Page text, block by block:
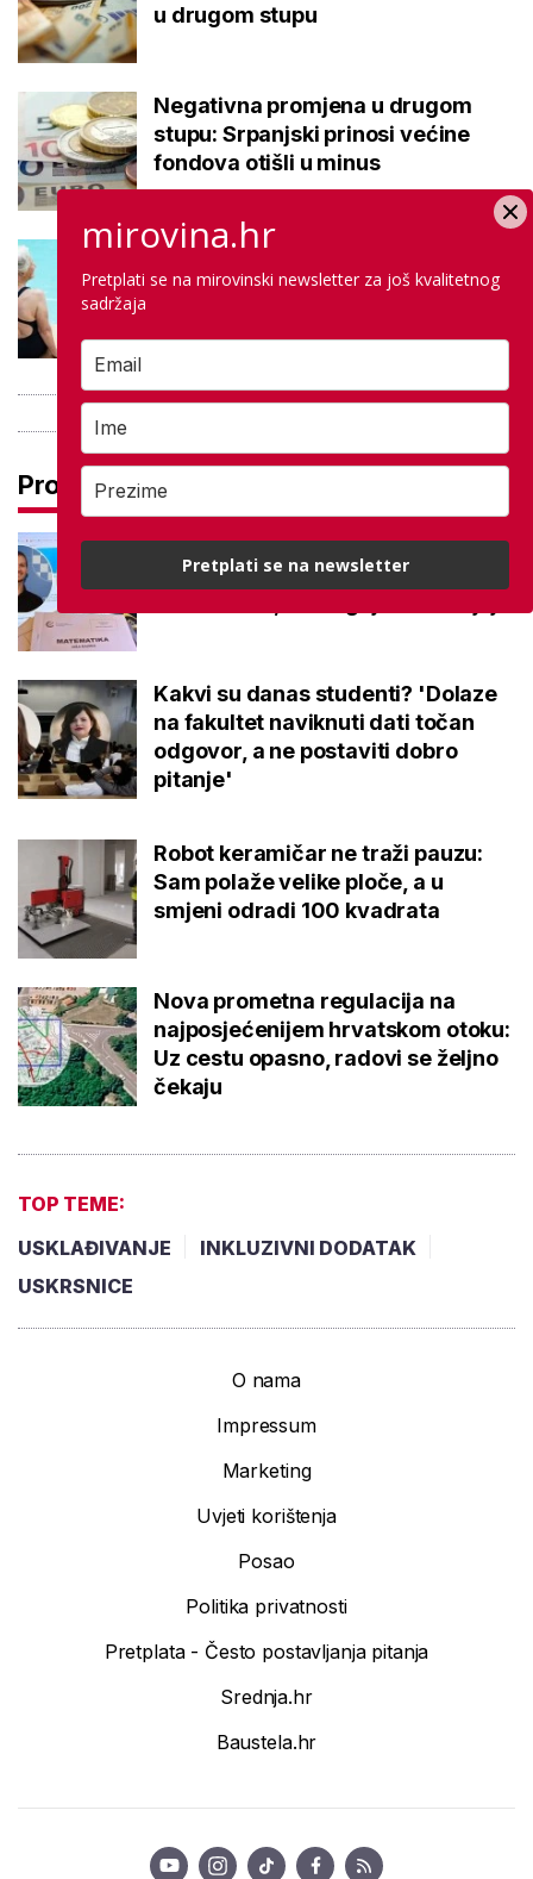
u drugom stupu
Negativna promjena u drugom
stupu: Srpanjski prinosi većine
fondova otišli u minus
Kupanje u ovom gradu i sutra
besplatno: Građani se mogu
Pročitaj još
Na maturi ostvarili 100 posto iz
potpuno različitih predmeta: Stižu
Kakvi su danas studenti? 'Dolaze
na fakultet naviknuti dati točan
odgovor, a ne postaviti dobro
pitanje'
Robot keramičar ne traži pauzu:
Sam polaže velike ploče, a u
smjeni odradi 100 kvadrata
Nova prometna regulacija na
najposjećenijem hrvatskom otoku:
Uz cestu opasno, radovi se željno
čekaju
TOP TEME:
USKLAĐIVANJE
INKLUZIVNI DODATAK
USKRSNICE
O nama
Impressum
Marketing
Uvjeti korištenja
Posao
Politika privatnosti
Pretplata - Često postavljanja pitanja
Srednja.hr
Baustela.hr
mirovina.hr
Pretplati se na mirovinski newsletter za još kvalitetnog
sadržaja
Pretplati se na newsletter